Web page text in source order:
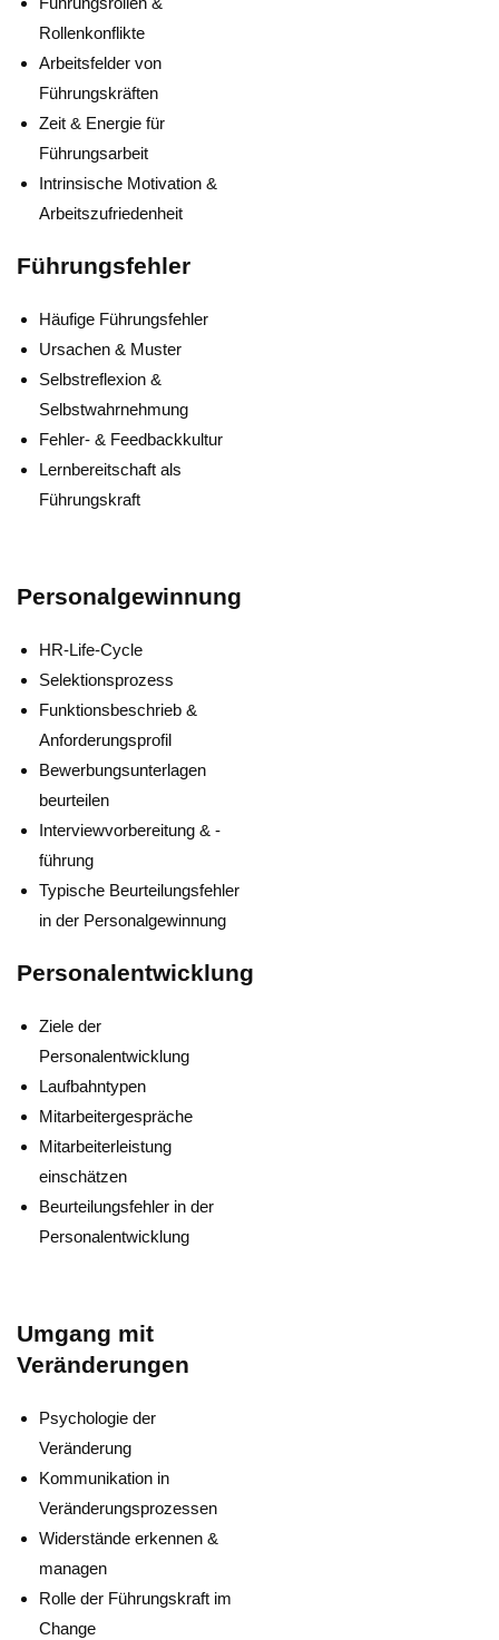
Rollenkonflikte
Arbeitsfelder von
Führungskräften
Zeit & Energie für
Führungsarbeit
Intrinsische Motivation &
Arbeitszufriedenheit
Führungsfehler
Häufige Führungsfehler
Ursachen & Muster
Selbstreflexion &
Selbstwahrnehmung
Fehler- & Feedbackkultur
Lernbereitschaft als
Führungskraft
Personalgewinnung
HR-Life-Cycle
Selektionsprozess
Funktionsbeschrieb &
Anforderungsprofil
Bewerbungsunterlagen
beurteilen
Interviewvorbereitung & -
führung
Typische Beurteilungsfehler
in der Personalgewinnung
Personalentwicklung
Ziele der
Personalentwicklung
Laufbahntypen
Mitarbeitergespräche
Mitarbeiterleistung
einschätzen
Beurteilungsfehler in der
Personalentwicklung
Umgang mit
Veränderungen
Psychologie der
Veränderung
Kommunikation in
Veränderungsprozessen
Widerstände erkennen &
managen
Rolle der Führungskraft im
Change